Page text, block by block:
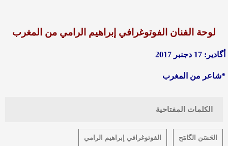
لوحة الفنان الفوتوغرافي إبراهيم الرامي من المغرب
أگادير: 17 دجنبر 2017
*شاعر من المغرب
الكلمات المفتاحية
الحَسَن الگامَح الفوتوغرافي إبراهيم الرامي